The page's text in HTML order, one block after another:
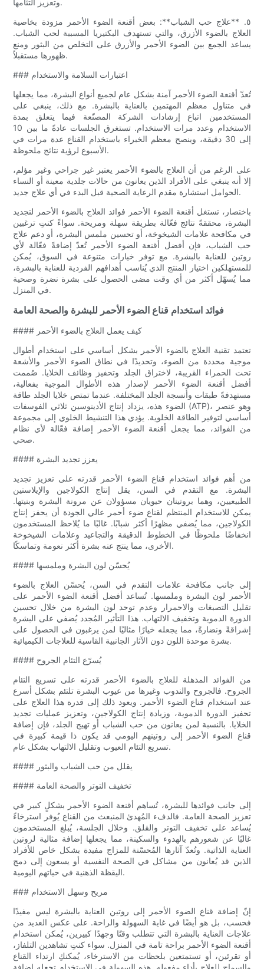
٥. **علاج حب الشباب**: بعض أقنعة الضوء الأحمر مزودة بخاصية
العلاج بالضوء الأزرق، والتي تستهدف البكتيريا المسببة لحب الشباب.
يساعد الجمع بين الضوء الأحمر والأزرق على التخلص من البثور ومنع
ظهورها مستقبلاً.
### اعتبارات السلامة والاستخدام
تُعدّ أقنعة الضوء الأحمر آمنة بشكل عام لجميع أنواع البشرة، مما يجعلها
في متناول معظم المهتمين بالعناية بالبشرة. مع ذلك، ينبغي على
المستخدمين اتباع إرشادات الشركة المصنّعة فيما يتعلق بمدة
الاستخدام وعدد مرات الاستخدام. تستغرق الجلسات عادةً ما بين 10
إلى 30 دقيقة، وينصح معظم الخبراء باستخدام القناع عدة مرات في
الأسبوع لرؤية نتائج ملحوظة.
على الرغم من أن العلاج بالضوء الأحمر يعتبر غير جراحي وغير مؤلم،
إلا أنه ينبغي على الأفراد الذين يعانون من حالات جلدية معينة أو النساء
الحوامل استشارة مقدم الرعاية الصحية قبل البدء في أي علاج جديد.
باختصار، تستغل أقنعة الضوء الأحمر فوائد العلاج بالضوء الأحمر لتجديد
البشرة، محققةً نتائج فعّالة بطريقة سهلة ومريحة. سواءً كنتِ ترغبين
في مكافحة علامات الشيخوخة، أو تحسين ملمس البشرة، أو دعم علاج
حب الشباب، فإن أفضل أقنعة الضوء الأحمر تُعدّ إضافةً فعّالة لأي
روتين للعناية بالبشرة. مع توفر خيارات متنوعة في السوق، يُمكن
للمستهلكين اختيار المنتج الذي يُناسب أهدافهم الفردية للعناية بالبشرة،
مما يُسهّل أكثر من أي وقت مضى الحصول على بشرة نضرة وصحية
في المنزل.
فوائد استخدام قناع الضوء الأحمر للبشرة والصحة العامة
#### كيف يعمل العلاج بالضوء الأحمر
تعتمد تقنية العلاج بالضوء الأحمر بشكل أساسي على استخدام أطوال
موجية محددة من الضوء، وتحديدًا في نطاق الضوء الأحمر والأشعة
تحت الحمراء القريبة، لاختراق الجلد وتحفيز وظائف الخلايا. صُممت
أفضل أقنعة الضوء الأحمر لإصدار هذه الأطوال الموجية بفعالية،
مستهدفةً طبقات وأنسجة الجلد المختلفة. عندما تمتص خلايا الجلد طاقة
الضوء هذه، يزداد إنتاج الأدينوسين ثلاثي الفوسفات (ATP)، وهو عنصر
أساسي لتوفير الطاقة الخلوية. يؤدي هذا التنشيط الخلوي إلى مجموعة
من الفوائد، مما يجعل أقنعة الضوء الأحمر إضافة فعّالة لأي نظام
صحي.
#### يعزز تجديد البشرة
من أهم فوائد استخدام قناع الضوء الأحمر قدرته على تعزيز تجديد
البشرة. مع التقدم في السن، يقل إنتاج الكولاجين والإيلاستين
الطبيعيين، وهما بروتينان حيويان مسؤولان عن مرونة البشرة وبنيتها.
يمكن للاستخدام المنتظم لقناع ضوء أحمر عالي الجودة أن يحفز إنتاج
الكولاجين، مما يُضفي مظهرًا أكثر شبابًا. غالبًا ما يُلاحظ المستخدمون
انخفاضًا ملحوظًا في الخطوط الدقيقة والتجاعيد وعلامات الشيخوخة
الأخرى، مما ينتج عنه بشرة أكثر نعومة وتماسكًا.
#### يُحسّن لون البشرة وملمسها
إلى جانب مكافحة علامات التقدم في السن، يُحسّن العلاج بالضوء
الأحمر لون البشرة وملمسها. تُساعد أفضل أقنعة الضوء الأحمر على
تقليل التصبغات والاحمرار وعدم توحد لون البشرة من خلال تحسين
الدورة الدموية وتخفيف الالتهاب. هذا التأثير المُجدد يُضفي على البشرة
إشراقةً ونضارةً، مما يجعله خيارًا مثاليًا لمن يرغبون في الحصول على
بشرة موحدة اللون دون الآثار الجانبية القاسية للعلاجات الكيميائية.
#### يُسرّع التئام الجروح
من الفوائد المذهلة للعلاج بالضوء الأحمر قدرته على تسريع التئام
الجروح. فالجروح والندوب وغيرها من عيوب البشرة تلتئم بشكل أسرع
عند استخدام قناع الضوء الأحمر. ويعود ذلك إلى قدرة هذا العلاج على
تحفيز الدورة الدموية، وزيادة إنتاج الكولاجين، وتعزيز عمليات تجديد
الخلايا. بالنسبة لمن يعانون من حب الشباب أو تهيج الجلد، فإن إضافة
قناع الضوء الأحمر إلى روتينهم اليومي قد يكون ذا قيمة كبيرة في
تسريع التئام العيوب وتقليل الالتهاب بشكل عام.
#### يقلل من حب الشباب والبثور
#### تخفيف التوتر والصحة العامة
إلى جانب فوائدها للبشرة، تُساهم أقنعة الضوء الأحمر بشكلٍ كبير في
تعزيز الصحة العامة. فالدفء المُهدئ المنبعث من القناع يُوفر استرخاءً
يُساعد على تخفيف التوتر والقلق. وخلال الجلسة، يُبلغ المستخدمون
غالبًا عن شعورهم بالهدوء والسكينة، مما يجعلها إضافة مثالية لروتين
العناية الذاتية. وتُعدّ آثارها المُحسّنة للمزاج مفيدة بشكل خاص للأفراد
الذين قد يُعانون من مشاكل في الصحة النفسية أو يسعون إلى دمج
اليقظة الذهنية في حياتهم اليومية.
### مريح وسهل الاستخدام
إنّ إضافة قناع الضوء الأحمر إلى روتين العناية بالبشرة ليس مفيدًا
فحسب، بل هو أيضًا في غاية السهولة والراحة. على عكس العديد من
علاجات العناية بالبشرة التي تتطلب وقتًا وجهدًا كبيرين، يُمكن استخدام
أقنعة الضوء الأحمر براحة تامة في المنزل. سواء كنتِ تشاهدين التلفاز،
أو تقرئين، أو تستمتعين بلحظات من الاسترخاء، يُمكنكِ ارتداء القناع
والسماح للعلاج بأداء مفعوله. هذه السهولة في الاستخدام تجعله إضافة